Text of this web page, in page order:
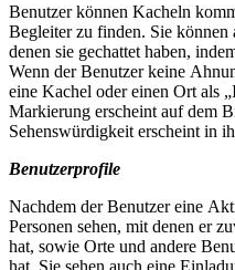
Benutzer können Kacheln
Begleiter zu finden. Sie können
denen sie gechattet haben,
Wenn der Benutzer keine
eine Kachel oder einen Ort als
Markierung erscheint auf dem
Sehenswürdigkeit erscheint in
Benutzerprofile
Nachdem der Benutzer eine
Personen sehen, mit denen er
hat, sowie Orte und andere
hat. Sie sehen auch eine